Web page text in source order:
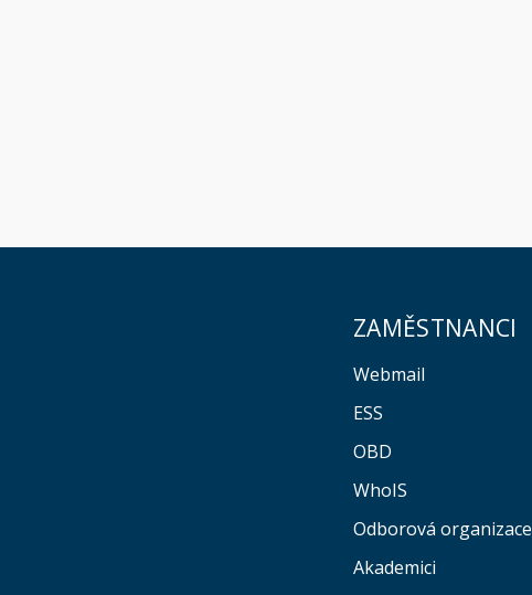
ZAMĚSTNANCI
Webmail
ESS
OBD
WhoIS
Odborová organizace
Akademici